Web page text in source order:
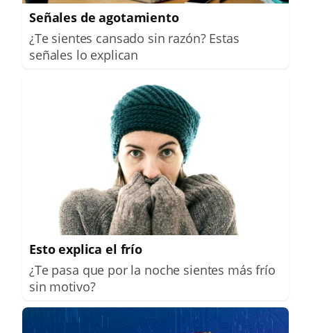
Señales de agotamiento
¿Te sientes cansado sin razón? Estas
señales lo explican
Esto explica el frío
¿Te pasa que por la noche sientes más frío
sin motivo?